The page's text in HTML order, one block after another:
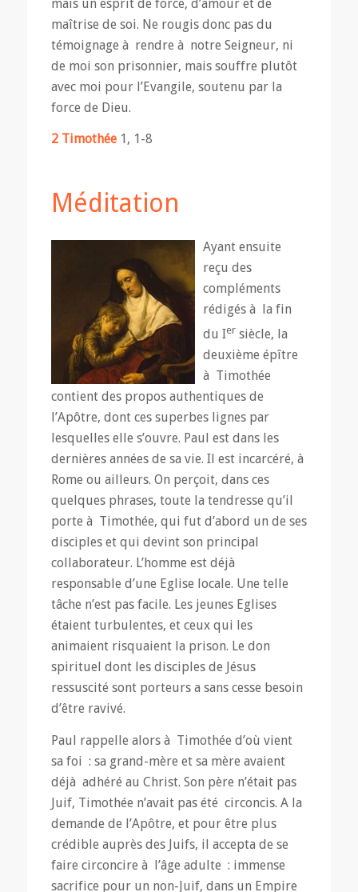
mais un esprit de force, d’amour et de
maîtrise de soi. Ne rougis donc pas du
témoignage à rendre à notre Seigneur, ni
de moi son prisonnier, mais souffre plutôt
avec moi pour l’Evangile, soutenu par la
force de Dieu.
2 Timothée 1, 1-8
Méditation
Ayant ensuite
reçu des
compléments
rédigés à la fin
du Iersiècle, la
deuxième épître
à Timothée
contient des propos authentiques de
l’Apôtre, dont ces superbes lignes par
lesquelles elle s’ouvre. Paul est dans les
dernières années de sa vie. Il est incarcéré, à
Rome ou ailleurs. On perçoit, dans ces
quelques phrases, toute la tendresse qu’il
porte à Timothée, qui fut d’abord un de ses
disciples et qui devint son principal
collaborateur. L’homme est déjà
responsable d’une Eglise locale. Une telle
tâche n’est pas facile. Les jeunes Eglises
étaient turbulentes, et ceux qui les
animaient risquaient la prison. Le don
spirituel dont les disciples de Jésus
ressuscité sont porteurs a sans cesse besoin
d’être ravivé.
Paul rappelle alors à Timothée d’où vient
sa foi : sa grand-mère et sa mère avaient
déjà adhéré au Christ. Son père n’était pas
Juif, Timothée n’avait pas été circoncis. A la
demande de l’Apôtre, et pour être plus
crédible auprès des Juifs, il accepta de se
faire circoncire à l’âge adulte : immense
sacrifice pour un non-Juif, dans un Empire